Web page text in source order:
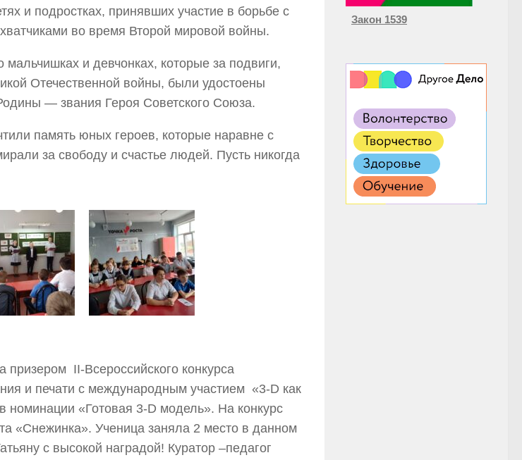
и подростках, принявших участие в борьбе с
во время Второй мировой войны.
и девчонках, которые за подвиги,
Отечественной войны, были удостоены
— звания Героя Советского Союза.
память юных героев, которые наравне с
за свободу и счастье людей. Пусть никогда
призером II-Всероссийского конкурса
и печати с международным участием «3-D как
номинации «Готовая 3-D модель». На конкурс
«Снежинка». Ученица заняла 2 место в данном
с высокой наградой! Куратор –педагог
Закон 1539